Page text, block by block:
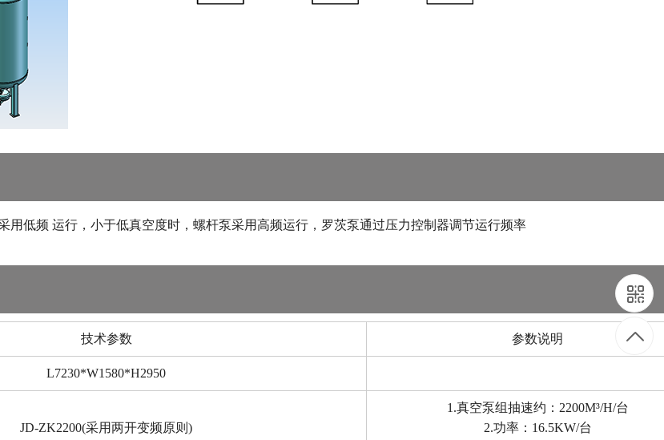
低频 运行，小于低真空度时，螺杆泵采用高频运行，罗茨泵通过压力控制器调节运行频率
技术参数 参数说明
L7230*W1580*H2950
JD-ZK2200(采用两开变频原则)
1.真空泵组抽速约：2200M³/H/台
2.功率：16.5KW/台